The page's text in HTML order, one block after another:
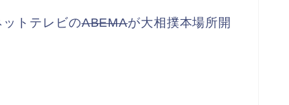
ットテレビのABEMAが大相撲本場所開